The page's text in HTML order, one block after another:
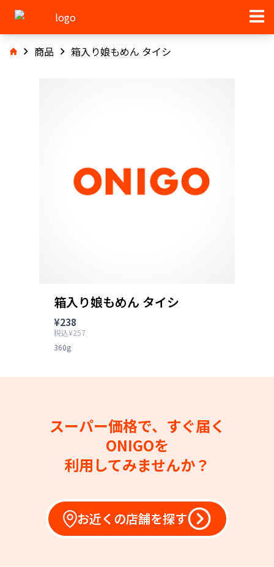
商品 箱入り娘もめん タイシ
箱入り娘もめん タイシ
¥238
税込¥257
360g
スーパー価格で、すぐ届く
ONIGOを
利用してみませんか？
お近くの店舗を探す